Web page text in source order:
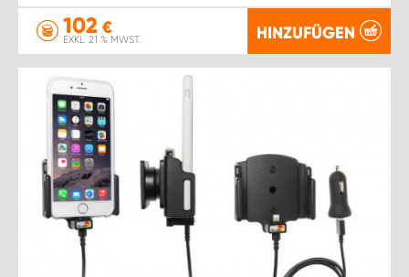
102 €
EXKL. 21 % MWST. HINZUFÜGEN